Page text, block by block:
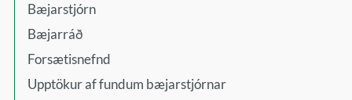
Bæjarstjórn
Bæjarráð
Forsætisnefnd
Upptökur af fundum bæjarstjórnar